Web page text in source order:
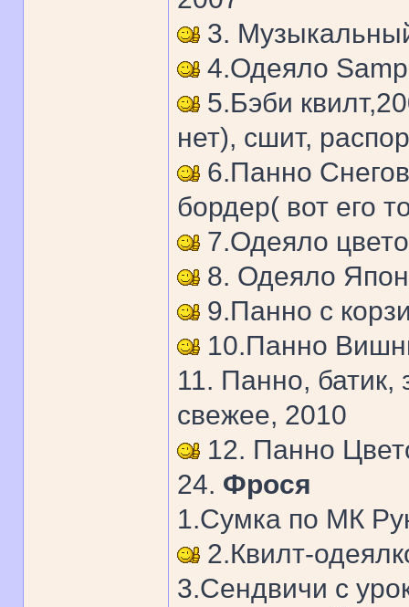
3.
4.Одеяло
5.Бэби
нет), сшит,
6.Панно
бордер( вот его
7.Одеяло
8. Одеяло
9.Панно с
10.Панно
11. Панно, батик,
свежее, 2010
12. Панно
24. Фрося
1.Сумка по МК
2.Квилт-
3.Сендвичи с